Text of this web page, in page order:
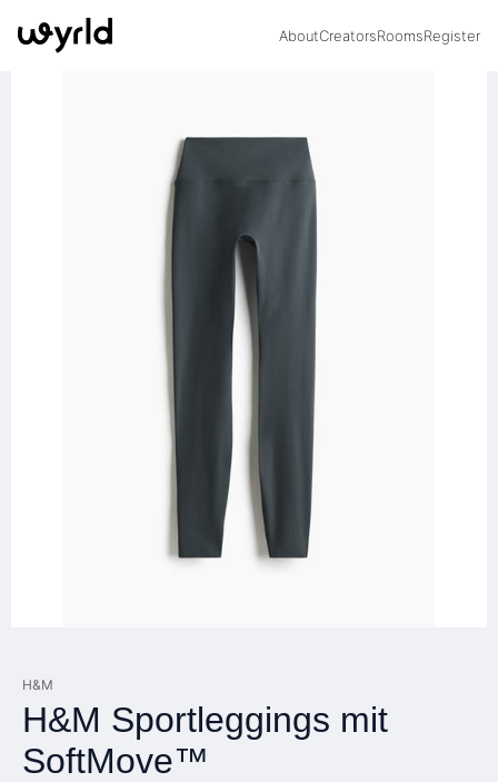
AboutCreatorsRoomsRegister
H&M
H&M Sportleggings mit
SoftMove™